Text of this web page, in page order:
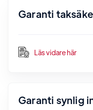
Garanti
Läs vidare här
Garanti synlig